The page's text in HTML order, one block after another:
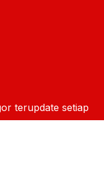
terupdate setiap